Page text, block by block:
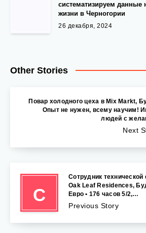
систематизируем данные
жизни в Черногории
26 декабря, 2024
Other Stories
Повар холодного цеха в Mix Markt,
Опыт не нужен, всему научим!
людей с
Next
С
Сотрудник
Oak Leaf Residences,
Евро • 176 часов 5/2,…
Previous Story